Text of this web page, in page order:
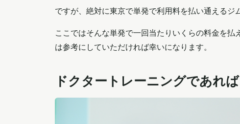
ですが、絶対に東京で単発で利用料を払い通えるジ
ここではそんな単発で一回当たりいくらの料金を
は参考にしていただければ幸いになります。
ドクタートレーニングであれ